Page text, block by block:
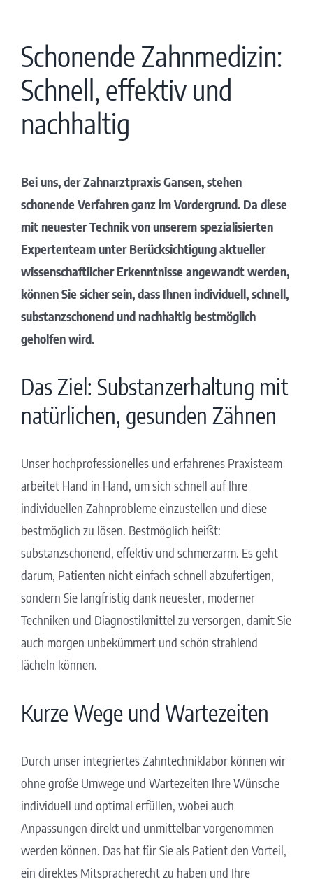
Schonende Zahnmedizin:
Schnell, effektiv und
nachhaltig
Bei uns, der Zahnarztpraxis Gansen, stehen
schonende Verfahren ganz im Vordergrund. Da diese
mit neuester Technik von unserem spezialisierten
Expertenteam unter Berücksichtigung aktueller
wissenschaftlicher Erkenntnisse angewandt werden,
können Sie sicher sein, dass Ihnen individuell, schnell,
substanzschonend und nachhaltig bestmöglich
geholfen wird.
Das Ziel: Substanzerhaltung mit
natürlichen, gesunden Zähnen
Unser hochprofessionelles und erfahrenes Praxisteam
arbeitet Hand in Hand, um sich schnell auf Ihre
individuellen Zahnprobleme einzustellen und diese
bestmöglich zu lösen. Bestmöglich heißt:
substanzschonend, effektiv und schmerzarm. Es geht
darum, Patienten nicht einfach schnell abzufertigen,
sondern Sie langfristig dank neuester, moderner
Techniken und Diagnostikmittel zu versorgen, damit Sie
auch morgen unbekümmert und schön strahlend
lächeln können.
Kurze Wege und Wartezeiten
Durch unser integriertes Zahntechniklabor können wir
ohne große Umwege und Wartezeiten Ihre Wünsche
individuell und optimal erfüllen, wobei auch
Anpassungen direkt und unmittelbar vorgenommen
werden können. Das hat für Sie als Patient den Vorteil,
ein direktes Mitspracherecht zu haben und Ihre